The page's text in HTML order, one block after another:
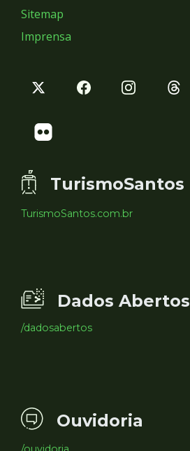
Sitemap
Imprensa
TurismoSantos
TurismoSantos.com.br
Dados Abertos
/dadosabertos
Ouvidoria